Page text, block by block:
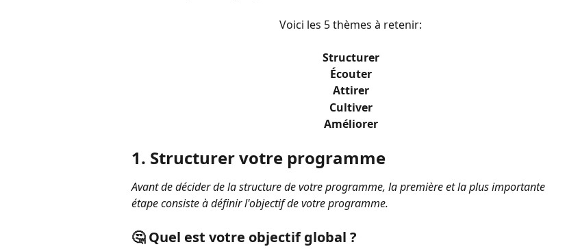
Voici les 5 thèmes à retenir:
Structurer
Écouter
Attirer
Cultiver
Améliorer
1. Structurer votre programme
Avant de décider de la structure de votre programme, la première et la plus importante
étape consiste à définir l'objectif de votre programme.
🤔 Quel est votre objectif global ?